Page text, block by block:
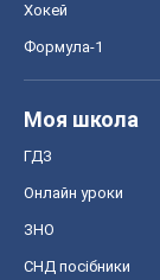
Хокей
Формула-1
Моя школа
ГДЗ
Онлайн уроки
ЗНО
СНД посібники